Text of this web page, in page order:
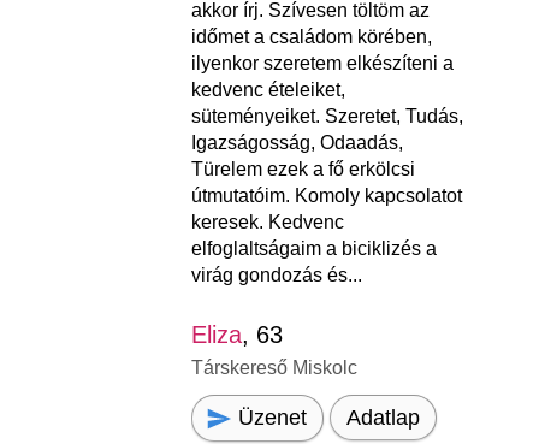
akkor írj. Szívesen töltöm az
időmet a családom körében,
ilyenkor szeretem elkészíteni a
kedvenc ételeiket,
süteményeiket. Szeretet, Tudás,
Igazságosság, Odaadás,
Türelem ezek a fő erkölcsi
útmutatóim. Komoly kapcsolatot
keresek. Kedvenc
elfoglaltságaim a biciklizés a
virág gondozás és...
Eliza, 63
Társkereső Miskolc
Üzenet Adatlap